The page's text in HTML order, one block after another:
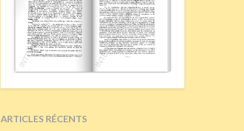
ARTICLES RÉCENTS